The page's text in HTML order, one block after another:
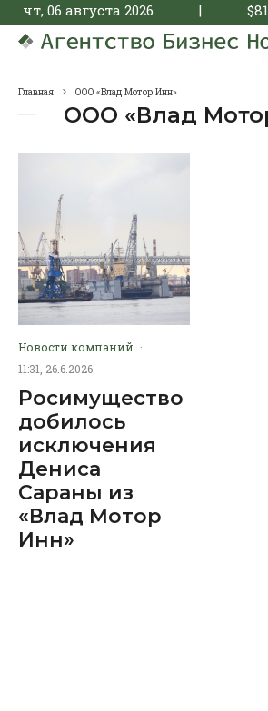
чт, 06 августа 2026 | $
Главная ООО «Влад Мотор Инн»
ООО «Влад
Новости компаний ·
11:31, 26.6.2026
Росимущество
добилось
исключения
Дениса
Сараны из
«Влад Мотор
Инн»